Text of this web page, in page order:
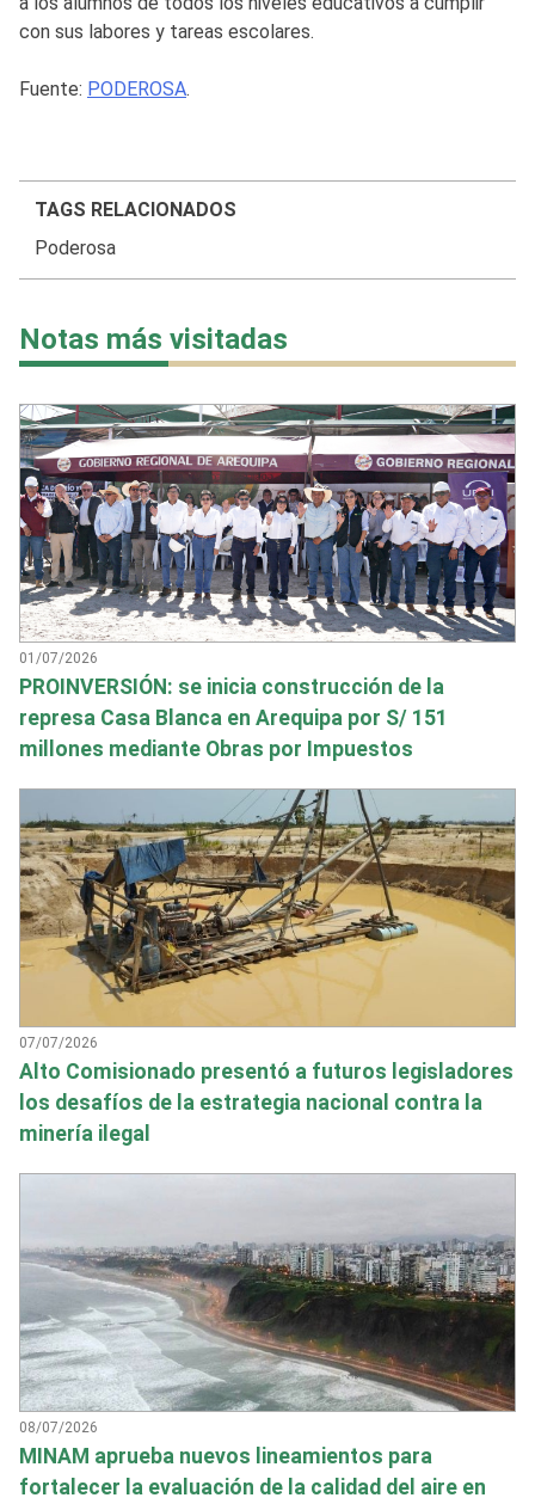
con sus labores y tareas escolares.
Fuente: PODEROSA.
TAGS RELACIONADOS
Poderosa
Notas más visitadas
01/07/2026
PROINVERSIÓN: se inicia construcción de la
represa Casa Blanca en Arequipa por S/ 151
millones mediante Obras por Impuestos
07/07/2026
Alto Comisionado presentó a futuros legisladores
los desafíos de la estrategia nacional contra la
minería ilegal
08/07/2026
MINAM aprueba nuevos lineamientos para
fortalecer la evaluación de la calidad del aire en